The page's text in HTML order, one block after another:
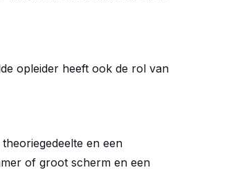
opleider heeft ook de rol van
en een
of groot scherm en een